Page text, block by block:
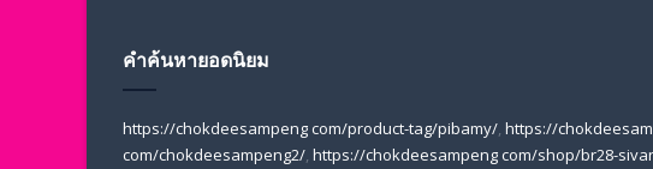
คำค้นหายอดนิยม
https://chokdeesampeng com/product-tag/pibamy/, https://
com/chokdeesampeng2/, https://chokdeesampeng com/shop/br28-